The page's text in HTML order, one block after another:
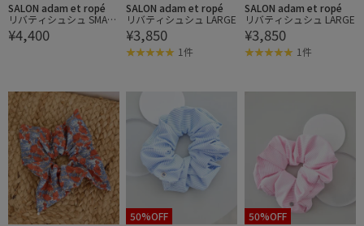
SALON adam et ropé
リバティシュシュ SMALL
2pc
¥4,400
SALON adam et ropé
リバティシュシュ LARGE
¥3,850
1件
SALON adam et ropé
リバティシュシュ LARGE
¥3,850
1件
50%OFF
50%OFF